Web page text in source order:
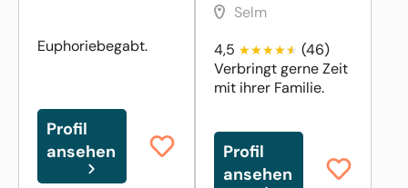
Euphoriebegabt.
Profil
ansehen
Selm
4,5
(46)
Verbringt gerne Zeit
mit ihrer Familie.
Profil
ansehen